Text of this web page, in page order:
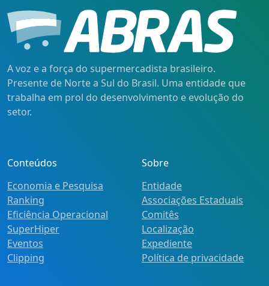
A voz e a força do supermercadista brasileiro.
Presente de Norte a Sul do Brasil. Uma entidade que
trabalha em prol do desenvolvimento e evolução do
setor.
Conteúdos
Economia e Pesquisa
Ranking
Eficiência Operacional
SuperHiper
Eventos
Clipping
Sobre
Entidade
Associações Estaduais
Comitês
Localização
Expediente
Política de privacidade